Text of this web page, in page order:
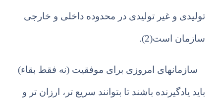
تولیدی و غیر تولیدی در محدوده داخلی و خارجی
سازمان است(2).
سازمانهای امروزی برای موفقیت (نه فقط بقاء)
باید یادگیرنده باشند تا بتوانند سریع تر، ارزان تر و